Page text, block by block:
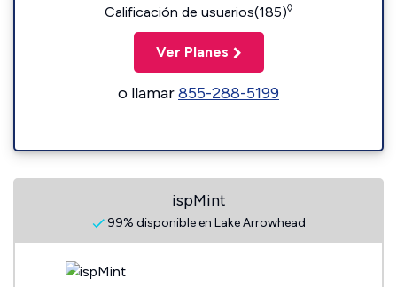
Calificación de usuarios(185)◊
Ver Planes
o llamar855-288-5199
ispMint
99% disponible en Lake Arrowhead